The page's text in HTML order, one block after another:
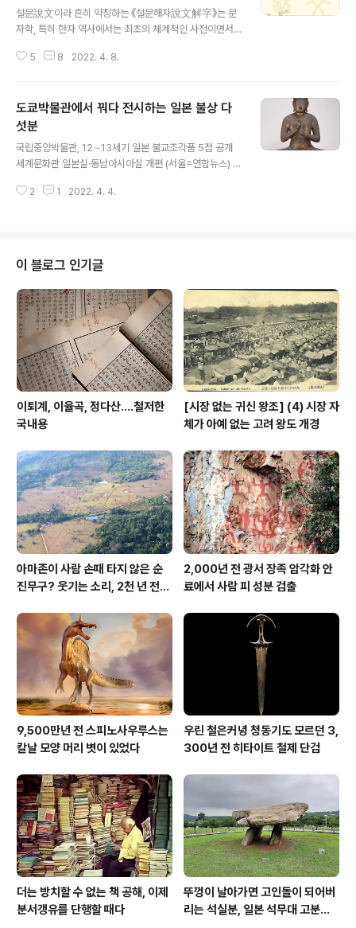
설문說文이라 흔히 약칭하는 《설문해자說文解字》는 문
자학, 특히 한자 역사에서는 최초의 체계적인 사전이면서
혁명적 저작이었다. 이 설문이 출현함으로써 그 이전 골머
이라, 음만 같으면 이 글자 저 글자 다 갖다 써서, 당시야 이
해에 크게 문제가 되진 않았겠지만 2천 년이 흐른 지금은
골머리를 앓게 되니, 이걸 끝낸 것이 설문이었다. 설문은 한
글자에 대해서 특정한 의미를 부여하고 한정했으니, 그 범
위를 벗어나지 못하게 문자의 무한확장성에 쐐기를 박아버
렸다. 《설문해자주說文解字注》는 문자학에서 설문이 미
5 8 2022. 4. 8.
도쿄박물관에서 꿔다 전시하는 일본 불상 다
섯분
국립중앙박물관, 12∼13세기 일본 불교조각품 5점 공개
세계문화관 일본실·동남아시아실 개편 (서울=연합뉴스) 박
장한 일본 불교조각품 5점을 5일부터 상설전시실 3층 세
'목조아미타여래좌상', 13세기 '목조아미타여래입상' 등을
선보인다. 국립중앙박물관, 12∼13세기 일본 불교조각품
5점 공개 국립중앙박물관, 12∼13세기 일본 불교조각품 5
점 공개세계문화관 일본실·동남아시아실 개편(서울=연합
뉴스) 박상현 기자 = 국립중앙박물관은 일본 도쿄국립박물
관이 소장한 일본 불교조각품 5 k-..
2 1 2022. 4. 4.
이 블로그 인기글
이퇴계, 이율곡, 정다산....철저한
국내용
[시장 없는 귀신 왕조] (4) 시장 자
체가 아예 없는 고려 왕도 개경
아마존이 사람 손때 타지 않은 순
진무구? 웃기는 소리, 2천 년 전에
2,000년 전 광서 장족 암각화 안
료에서 사람 피 성분 검출
9,500만년 전 스피노사우루스는
칼날 모양 머리 볏이 있었다
우린 철은커녕 청동기도 모르던 3,
300년 전 히타이트 철제 단검
더는 방치할 수 없는 책 공해, 이제
분서갱유를 단행할 때다
뚜껑이 날아가면 고인돌이 되어버
리는 석실분, 일본 석무대 고분의